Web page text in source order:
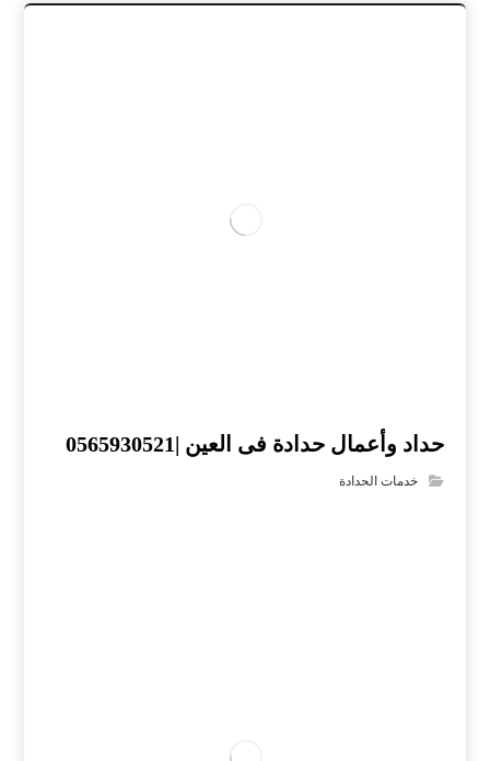
حداد وأعمال حدادة فى العين |0565930521
خدمات الحدادة